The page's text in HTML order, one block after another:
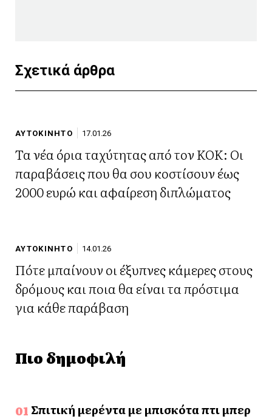
Σχετικά άρθρα
ΑΥΤΟΚΙΝΗΤΟ 17.01.26
Τα νέα όρια ταχύτητας από τον ΚΟΚ: Οι
παραβάσεις που θα σου κοστίσουν έως
2000 ευρώ και αφαίρεση διπλώματος
ΑΥΤΟΚΙΝΗΤΟ 14.01.26
Πότε μπαίνουν οι έξυπνες κάμερες στους
δρόμους και ποια θα είναι τα πρόστιμα
για κάθε παράβαση
Πιο δημοφιλή
Σπιτική μερέντα με μπισκότα πτι μπερ